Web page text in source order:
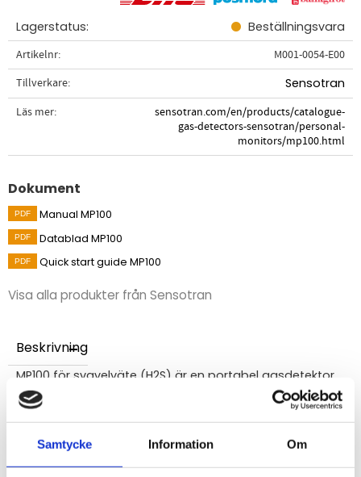
Samtycke Information Om
Lagerstatus Beställningsvara
Artikelnr
M001-0054-E00
Tillverkare
Sensotran
Läs mer
sensotran.com/en/products/catalogue-
gas-detectors-sensotran/personal-
monitors/mp100.html
Dokument
Manual MP100
Datablad MP100
Quick start guide MP100
Visa alla produkter från Sensotran
Beskrivning
MP100 för svavelväte (H2S) är en portabel gasdetektor
avsedd att användas som personlig skyddsutrustning
vid arbete i miljöer med farliga gaser. Det är en helt
underhållsbar enhet vilket innebär att den inte bara kan
kalibreras utan även att sensor och batteri kan bytas